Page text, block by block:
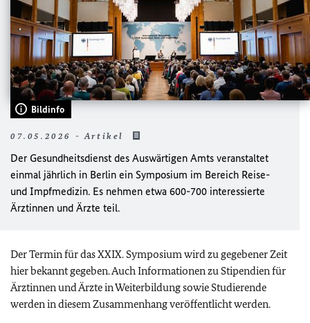
Bildinfo
07.05.2026 - Artikel
Der Gesundheitsdienst des Auswärtigen Amts veranstaltet
einmal jährlich in Berlin ein Symposium im Bereich Reise-
und Impfmedizin. Es nehmen etwa 600-700 interessierte
Ärztinnen und Ärzte teil.
Der Termin für das XXIX. Symposium wird zu gegebener Zeit
hier bekannt gegeben. Auch Informationen zu Stipendien für
Ärztinnen und Ärzte in Weiterbildung sowie Studierende
werden in diesem Zusammenhang veröffentlicht werden.